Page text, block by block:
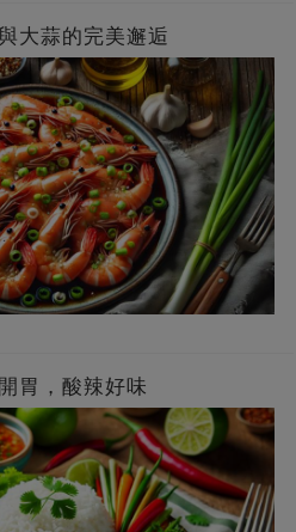
大蒜的完美邂逅
胃，酸辣好味